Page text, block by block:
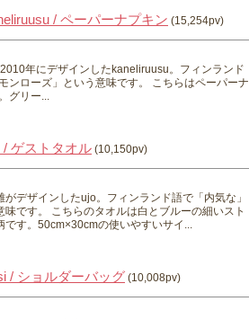
/ ペーパーナプキン (15,254pv)
年にデザインしたkaneliruusu。フィンランド
ンローズ」という意味です。 こちらはペーパーナ
グリー...
/ ゲストタオル (10,150pv)
がデザインしたujo。フィンランド語で「内気な」
味です。 こちらのタオルは白とブルーの細いスト
です。50cm×30cmの使いやすいサイ...
/ ショルダーバッグ (10,008pv)